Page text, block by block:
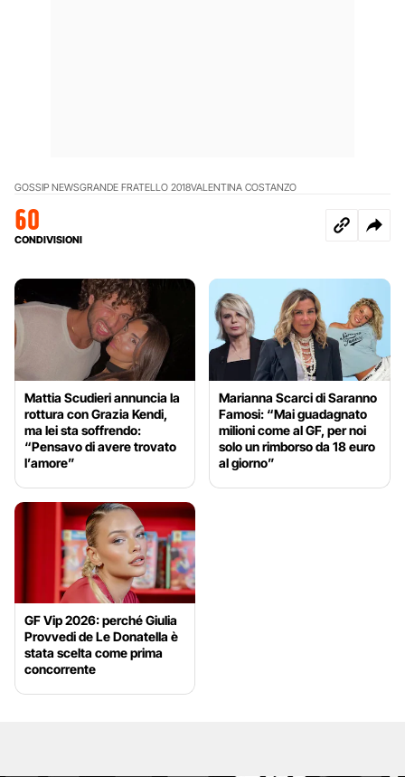
GOSSIP NEWSGRANDE FRATELLO 2018VALENTINA COSTANZO
60
CONDIVISIONI
Mattia Scudieri annuncia la
rottura con Grazia Kendi,
ma lei sta soffrendo:
“Pensavo di avere trovato
l’amore”
Marianna Scarci di Saranno
Famosi: “Mai guadagnato
milioni come al GF, per noi
solo un rimborso da 18 euro
al giorno”
GF Vip 2026: perché Giulia
Provvedi de Le Donatella è
stata scelta come prima
concorrente